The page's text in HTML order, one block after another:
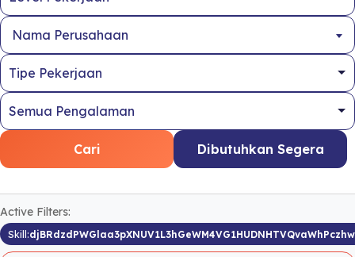
Nama Perusahaan
Cari Dibutuhkan Segera
Active Filters:
Skill: